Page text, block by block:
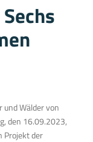
und Wälder von
den 16.09.2023,
Projekt der